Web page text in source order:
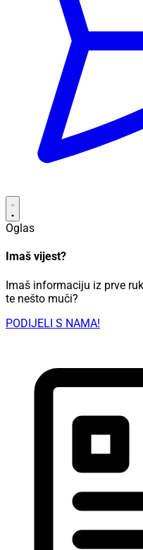
Oglas
Imaš vijest?
Imaš informaciju iz prve
te nešto muči?
PODIJELI S NAMA!